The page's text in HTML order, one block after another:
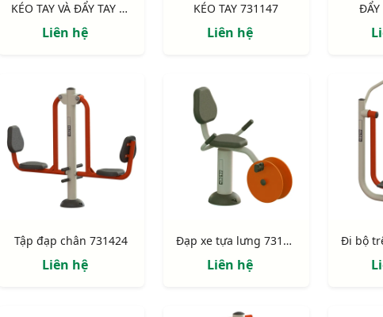
KÉO TAY VÀ ĐẨY TAY 731315-6
Liên hệ
KÉO TAY 731147
Liên hệ
ĐẨY
Tập đạp chân 731424
Liên hệ
Đạp xe tựa lưng 731423
Liên hệ